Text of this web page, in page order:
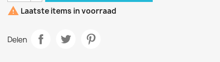
 Laatste items in voorraad
Delen